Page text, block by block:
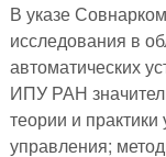
В указе
исследования в
автоматических
ИПУ РАН
теории и
управления;